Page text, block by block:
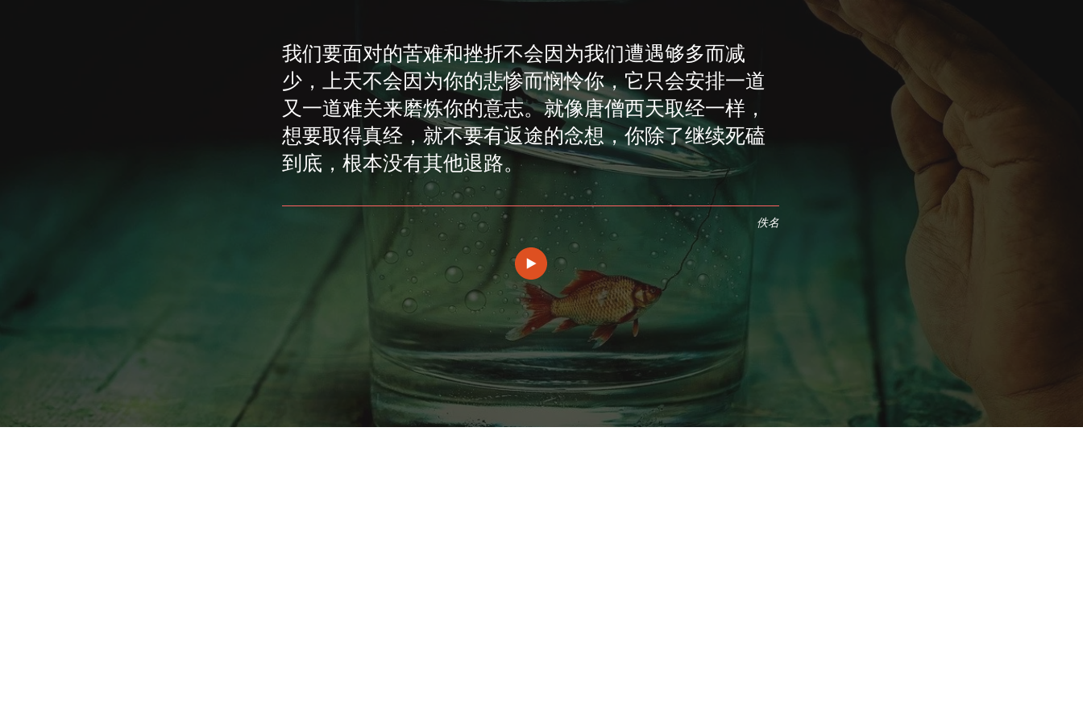
我们要面对的苦难和挫折不会因为我们遭遇够多而减
少，上天不会因为你的悲惨而悯怜你，它只会安排一道
又一道难关来磨炼你的意志。就像唐僧西天取经一样，
想要取得真经，就不要有返途的念想，你除了继续死磕
到底，根本没有其他退路。
佚名